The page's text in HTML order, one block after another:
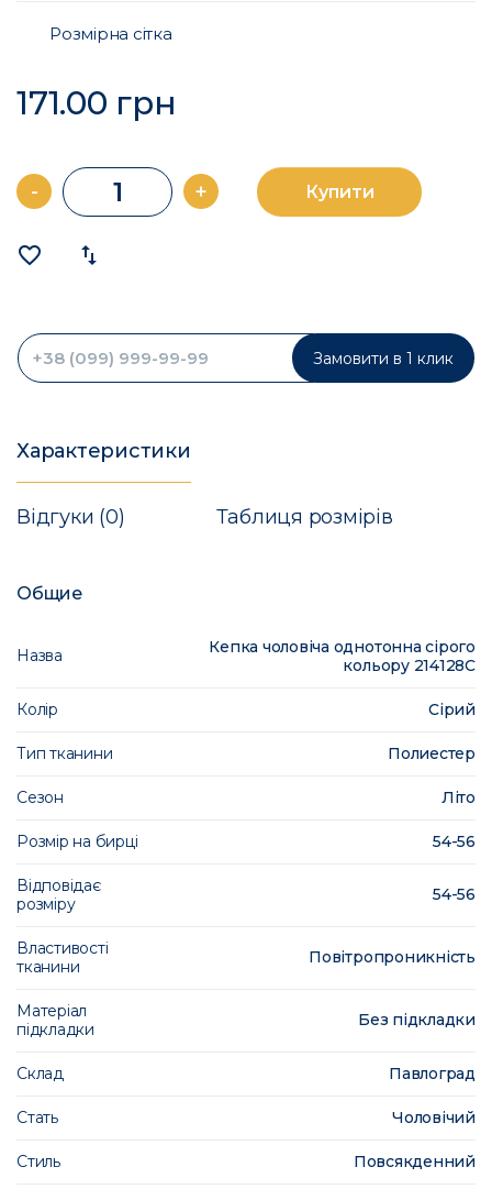
Розмірна сітка
171.00 грн
- + Купити
favorite_border import_export
Замовити в 1 клик
Характеристики
Відгуки (0) Таблиця розмірів
Общие
Назва
Кепка чоловіча однотонна сірого
кольору 214128C
Колір Сірий
Тип тканини Полиестер
Сезон Літо
Розмір на бирці 54-56
Відповідає
розміру
54-56
Властивості
тканини
Повітропроникність
Матеріал
підкладки
Без підкладки
Склад Павлоград
Стать Чоловічий
Стиль Повсякденний